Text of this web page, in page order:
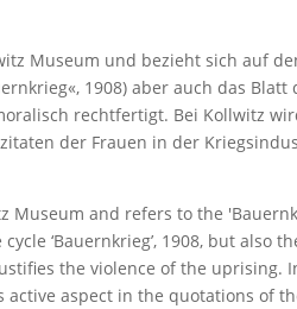
Museum und bezieht sich auf
1908) aber auch das Blatt
rechtfertigt. Bei Kollwitz
der Frauen in der
and refers to the
‘Bauernkrieg’, 1908, but also
the violence of the uprising.
aspect in the quotations of